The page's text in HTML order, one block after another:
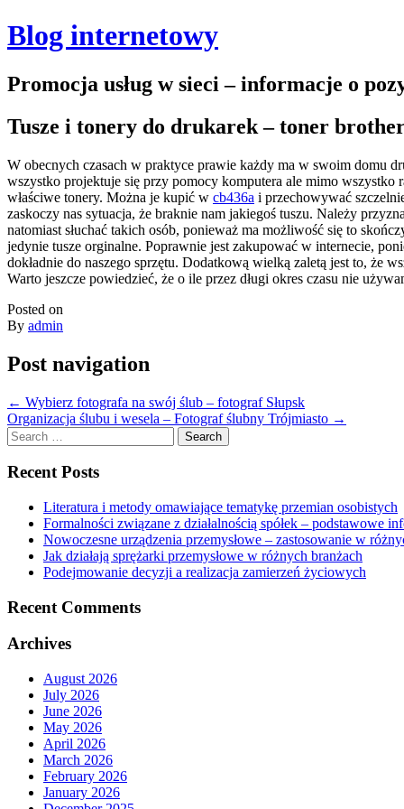
Blog internetowy
Promocja usług w sieci – informacje o
Tusze i tonery do drukarek – toner
W obecnych czasach w praktyce prawie każdy ma w swoim domu
wszystko projektuje się przy pomocy komputera ale mimo
właściwe tonery. Można je kupić w cb436a i przechowywać
zaskoczy nas sytuacja, że braknie nam jakiegoś tuszu. Należy
natomiast słuchać takich osób, ponieważ ma możliwość się to
jedynie tusze orginalne. Poprawnie jest zakupować w internecie,
dokładnie do naszego sprzętu. Dodatkową wielką zaletą jest to, że
Warto jeszcze powiedzieć, że o ile przez długi okres czasu nie
Posted on
By admin
Post navigation
← Wybierz fotografa na swój ślub – fotograf Słupsk
Organizacja ślubu i wesela – Fotograf ślubny Trójmiasto →
Search
for:
Recent Posts
Literatura i metody omawiające tematykę przemian osobistych
Formalności związane z działalnością spółek – podstawowe
Nowoczesne urządzenia przemysłowe – zastosowanie w
Jak działają sprężarki przemysłowe w różnych branżach
Podejmowanie decyzji a realizacja zamierzeń życiowych
Recent Comments
Archives
August 2026
July 2026
June 2026
May 2026
April 2026
March 2026
February 2026
January 2026